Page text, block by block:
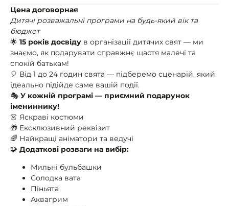
Цена договорная
Дитячі розважальні програми на будь-який вік та
бюджет
🌟 15 років досвіду в організації дитячих свят — ми
знаємо, як подарувати справжнє щастя малечі та
спокій батькам!
🎈 Від 1 до 24 годин свята — підберемо сценарій, який
ідеально підійде саме вашій події.
🎭 У кожній програмі — приємний подарунок
імениннику!
👗 Яскраві костюми
🎁 Ексклюзивний реквізит
🌈 Найкращі аніматори та ведучі
🧩 Додаткові розваги на вибір:
Мильні бульбашки
Солодка вата
Піньята
Аквагрим